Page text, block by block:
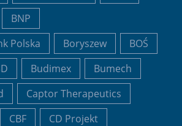
BNP
Polska
Boryszew
BOŚ
Budimex
Bumech
Captor Therapeutics
CBF
CD Projekt